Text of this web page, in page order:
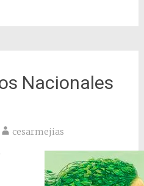
Nacionales
cesarmejias